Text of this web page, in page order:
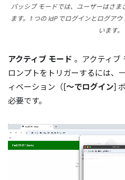
パッシブ モードでは、ユーザーはさま
ます。1 つの IdP でログインとログア
います。
アクティブ モード 。アクティブ
ロンプトをトリガーするには、
ィベーション（[～でログイン]
必要です。